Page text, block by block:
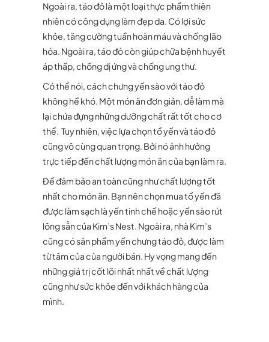
Ngoài ra, táo đỏ là một loại thực phẩm thiên
nhiên có công dụng làm đẹp da. Có lợi sức
khỏe, tăng cường tuần hoàn máu và chống lão
hóa. Ngoài ra, táo đỏ còn giúp chữa bệnh huyết
áp thấp, chống dị ứng và chống ung thư.
Có thể nói, cách chưng yến sào với táo đỏ
không hề khó. Một món ăn đơn giản, dễ làm mà
lại chứa đựng những dưỡng chất rất tốt cho cơ
thể. Tuy nhiên, việc lựa chọn tổ yến và táo đỏ
cũng vô cùng quan trọng. Bởi nó ảnh hưởng
trực tiếp đến chất lượng món ăn của bạn làm ra.
Để đảm bảo an toàn cũng như chất lượng tốt
nhất cho món ăn. Bạn nên chọn mua tổ yến đã
được làm sạch là yến tinh chế hoặc yến sào rút
lông sẵn của Kim’s Nest. Ngoài ra, nhà Kim’s
cũng có sản phẩm yến chưng táo đỏ, được làm
từ tâm của của người bán. Hy vọng mang đến
những giá trị cốt lõi nhất nhất về chất lượng
cũng như sức khỏe đến với khách hàng của
mình.